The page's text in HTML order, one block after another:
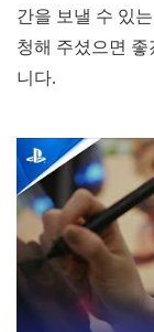
간을 보낼 수 있
청해 주셨으면
니다.